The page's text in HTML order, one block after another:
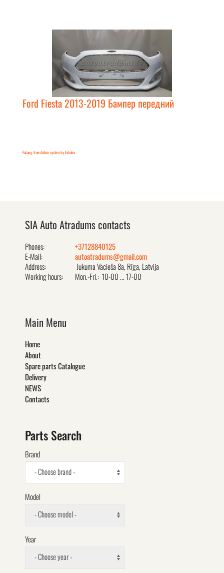
Ford Fiesta 2013-2019 Бампер передний
FaLang translation system by Faboba
SIA Auto Atradums contacts
Phones:
+37128840125
E-Mail:
autoatradums@gmail.com
Address:
Jukuma Vacieša 8a, Rīga, Latvija
Working hours:
Mon.-Fri.: 10-00 ... 17-00
Main Menu
Home
About
Spare parts Catalogue
Delivery
NEWS
Contacts
Parts Search
Brand
- Choose brand -
Model
- Choose model -
Year
- Choose year -